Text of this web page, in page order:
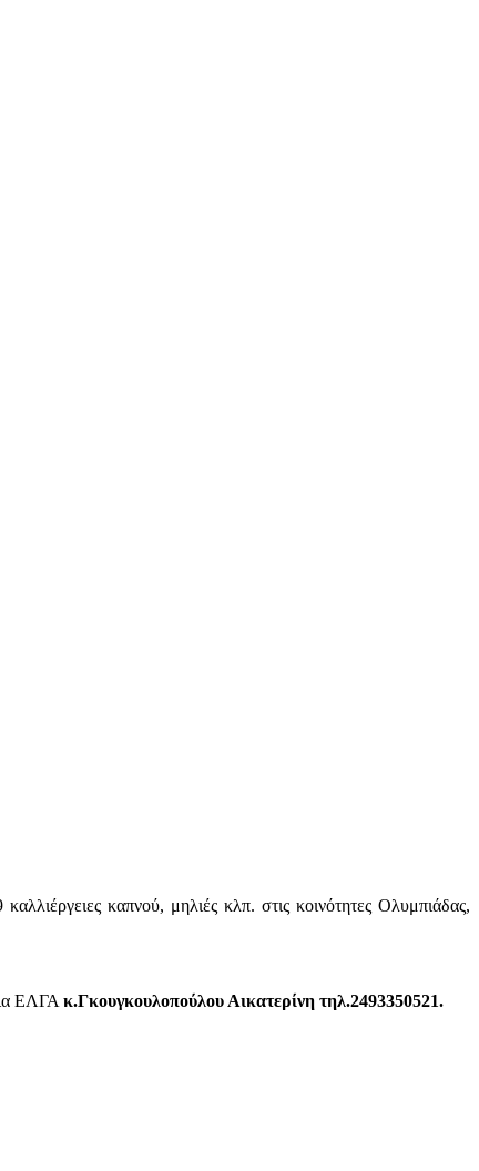
καπνού, μηλιές κλπ. στις κοινότητες Ολυμπιάδας,
ΕΛΓΑ κ.Γκουγκουλοπούλου Αικατερίνη τηλ.2493350521.